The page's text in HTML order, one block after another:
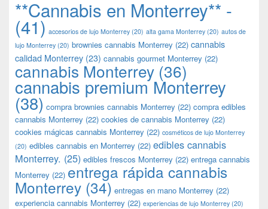
**Cannabis en Monterrey** -
(41) accesorios de lujo Monterrey (20) alta gama Monterrey (20) autos de
lujo Monterrey (20) brownies cannabis Monterrey (22) cannabis
calidad Monterrey (23) cannabis gourmet Monterrey (22)
cannabis Monterrey (36)
cannabis premium Monterrey
(38) compra brownies cannabis Monterrey (22) compra edibles
cannabis Monterrey (22) cookies de cannabis Monterrey (22)
cookies mágicas cannabis Monterrey (22) cosméticos de lujo Monterrey
(20) edibles cannabis en Monterrey (22) edibles cannabis
Monterrey. (25) edibles frescos Monterrey (22) entrega cannabis
Monterrey (22) entrega rápida cannabis
Monterrey (34) entregas en mano Monterrey (22)
experiencia cannabis Monterrey (22) experiencias de lujo Monterrey (20)